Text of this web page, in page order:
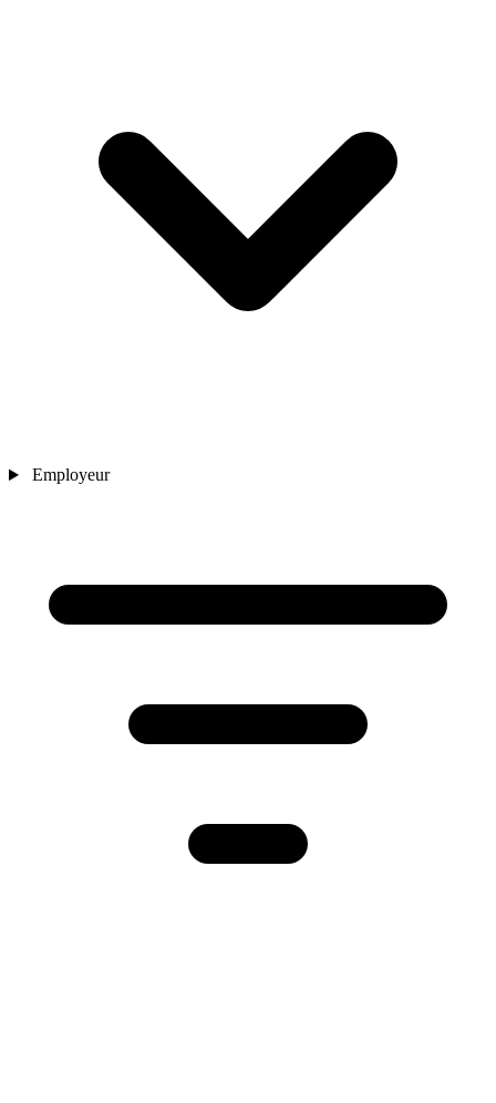
Employeur